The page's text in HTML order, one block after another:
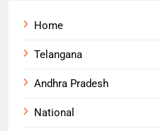
Home
Telangana
Andhra Pradesh
National